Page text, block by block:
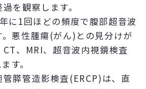
を観察します。
年に 1回ほどの頻度で腹部超音波
悪性腫瘍(がん) との見分けが
CT、 MRI、超音波内視鏡検査
す。
膵管造影検査(ERCP) は、直